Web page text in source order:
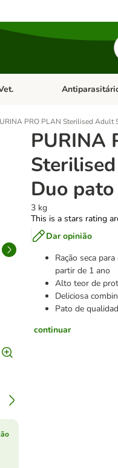
de categoria: GatosAbrir menu de
PRO PLAN Sterilised Adult
PURINA
Duo
3 kg
This is a stars rating
Dar opinião
Ração seca
partir de 1 ano
Alto teor de
Deliciosa
Pato de
continuar